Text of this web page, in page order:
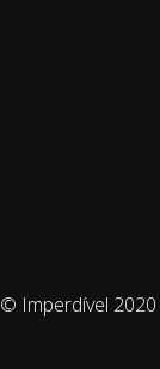
© Imperdível 2020